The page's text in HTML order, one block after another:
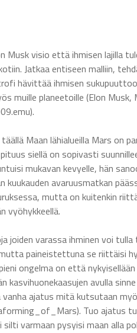
Musk visio että ihmisen lajilla
Jatkaa entiseen malliin,
hävittää ihmisen
planeetoille (Elon Musk,
Maan lähialueilla Mars on
siellä on sopivasti
mukavan kevyelle, hän
kuukauden avaruusmatkan
mutta on kuitenkin
vyöhykkeellä.
joiden varassa ihminen voi
paineistettuna se riittäisi
ongelma on että
avulla
ajatus mitä kutsutaan
Tuo ajatus
varmaan pysyisi maan alla